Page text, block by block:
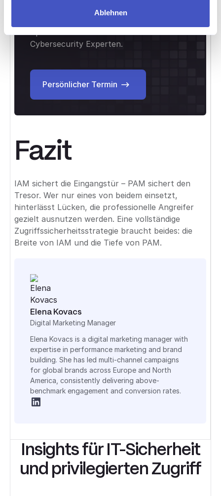
Ablehnen
Cybersecurity Experten.
Persönlicher Termin
Persönlicher Termin
Fazit
IAM sichert die Eingangstür – PAM sichert den
Tresor. Wer nur eines von beidem einsetzt,
hinterlässt Lücken, die professionelle Angreifer
gezielt ausnutzen werden. Eine vollständige
Zugriffssicherheitsstrategie braucht beides: die
Breite von IAM und die Tiefe von PAM.
Elena Kovacs
Digital Marketing Manager
Elena Kovacs is a digital marketing manager with
expertise in performance marketing and brand
building. She has led multi-channel campaigns
for global brands across Europe and North
America, consistently delivering above-
benchmark engagement and conversion rates.
Insights für IT-Sicherheit
und privilegierten Zugriff